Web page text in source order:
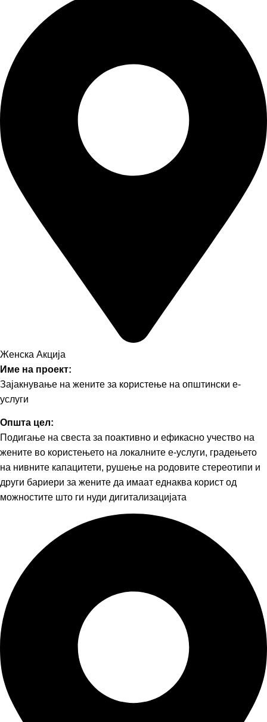
Женска Акција
Име на проект:
Зајакнување на жените за користење на општински е-
услуги
Општа цел:
Подигање на свеста за поактивно и ефикасно учество на
жените во користењето на локалните е-услуги, градењето
на нивните капацитети, рушење на родовите стереотипи и
други бариери за жените да имаат еднаква корист од
можностите што ги нуди дигитализацијата